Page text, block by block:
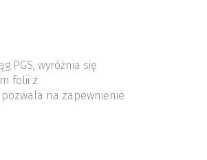
PGS, wyróżnia się
folii z
na zapewnienie